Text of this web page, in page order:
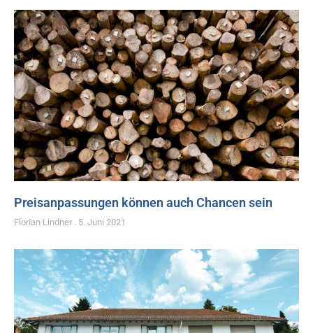
Preisanpassungen können auch Chancen sein
Florian Lindner 5. Juni 2021